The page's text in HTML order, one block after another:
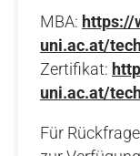
MBA: https://
uni.ac.at/
Zertifikat:
uni.ac.at/
Für